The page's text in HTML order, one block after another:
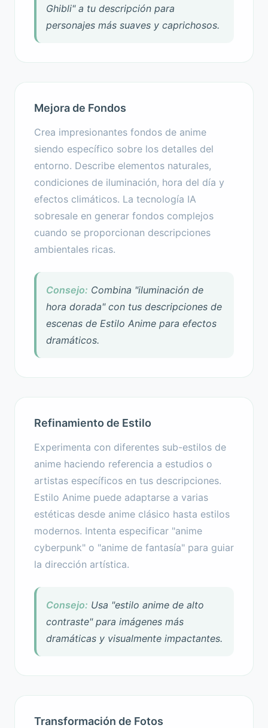
Ghibli" a tu descripción para
personajes más suaves y caprichosos.
Mejora de Fondos
Crea impresionantes fondos de anime
siendo específico sobre los detalles del
entorno. Describe elementos naturales,
condiciones de iluminación, hora del día y
efectos climáticos. La tecnología IA
sobresale en generar fondos complejos
cuando se proporcionan descripciones
ambientales ricas.
Consejo: Combina "iluminación de
hora dorada" con tus descripciones de
escenas de Estilo Anime para efectos
dramáticos.
Refinamiento de Estilo
Experimenta con diferentes sub-estilos de
anime haciendo referencia a estudios o
artistas específicos en tus descripciones.
Estilo Anime puede adaptarse a varias
estéticas desde anime clásico hasta estilos
modernos. Intenta especificar "anime
cyberpunk" o "anime de fantasía" para guiar
la dirección artística.
Consejo: Usa "estilo anime de alto
contraste" para imágenes más
dramáticas y visualmente impactantes.
Transformación de Fotos